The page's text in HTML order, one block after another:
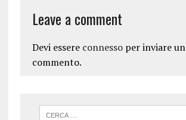
Leave a comment
Devi essere connessoper inviare un
commento.